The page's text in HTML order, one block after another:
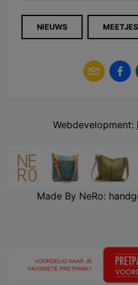
NIEUWS
Webdevelopment:
Made By NeRo: